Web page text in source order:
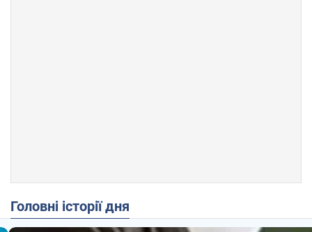
Головні історії дня